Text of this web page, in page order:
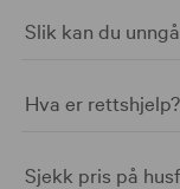
Slik kan du
Hva er rettshjelp?
Sjekk pris på